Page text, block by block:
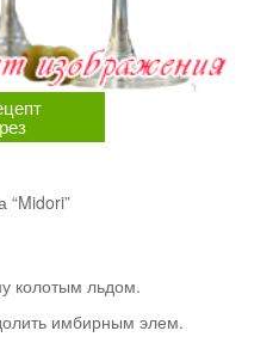
“Midori”
колотым льдом.
имбирным элем.